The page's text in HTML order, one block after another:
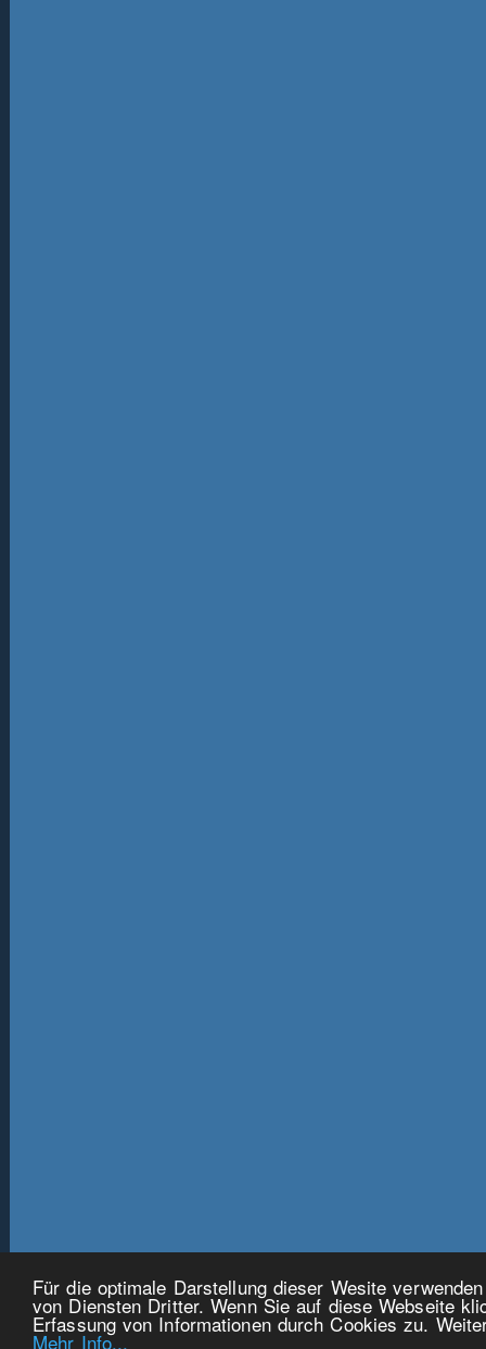
Für die optimale Darstellung dieser Wesite
von Diensten Dritter. Wenn Sie auf diese Webseite
Erfassung von Informationen durch Cookies zu.
Mehr Info...